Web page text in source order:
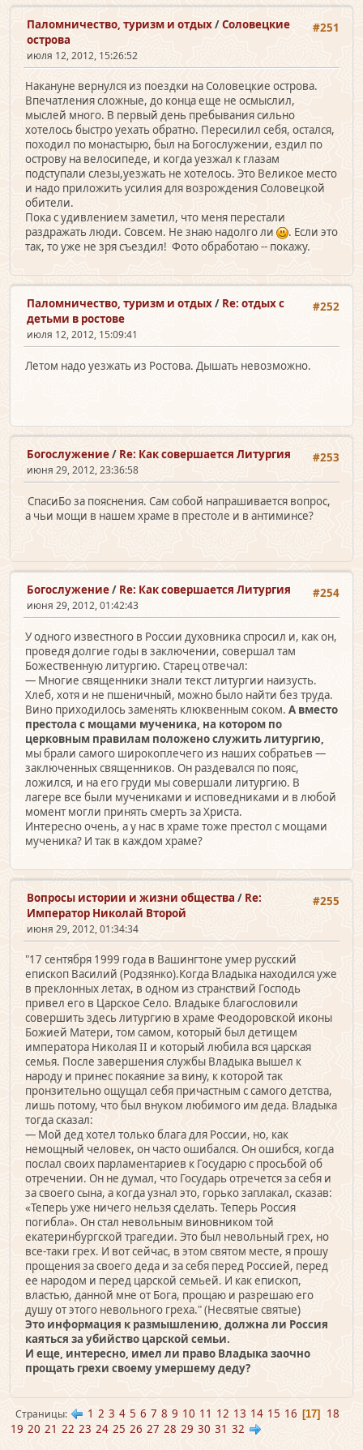
#251
Паломничество, туризм и отдых/Соловецкие
острова
июля 12, 2012, 15:26:52
Накануне вернулся из поездки на Соловецкие острова.
Впечатления сложные, до конца еще не осмыслил,
мыслей много. В первый день пребывания сильно
хотелось быстро уехать обратно. Пересилил себя, остался,
походил по монастырю, был на Богослужении, ездил по
острову на велосипеде, и когда уезжал к глазам
подступали слезы,уезжать не хотелось. Это Великое место
и надо приложить усилия для возрождения Соловецкой
обители.
Пока с удивлением заметил, что меня перестали
раздражать люди. Совсем. Не знаю надолго ли
. Если это
так, то уже не зря съездил! Фото обработаю -- покажу.
#252
Паломничество, туризм и отдых/ Re: отдых с
детьми в ростове
июля 12, 2012, 15:09:41
Летом надо уезжать из Ростова. Дышать невозможно.
#253
Богослужение/ Re: Как совершается Литургия
июня 29, 2012, 23:36:58
СпасиБо за пояснения. Сам собой напрашивается вопрос,
а чьи мощи в нашем храме в престоле и в антиминсе?
#254
Богослужение/ Re: Как совершается Литургия
июня 29, 2012, 01:42:43
У одного известного в России духовника спросил и, как он,
проведя долгие годы в заключении, совершал там
Божественную литургию. Старец отвечал:
— Многие священники знали текст литургии наизусть.
Хлеб, хотя и не пшеничный, можно было найти без труда.
Вино приходилось заменять клюквенным соком. А вместо
престола с мощами мученика, на котором по
церковным правилам положено служить литургию,
мы брали самого широкоплечего из наших собратьев —
заключенных священников. Он раздевался по пояс,
ложился, и на его груди мы совершали литургию. В
лагере все были мучениками и исповедниками и в любой
момент могли принять смерть за Христа.
Интересно очень, а у нас в храме тоже престол с мощами
мученика? И так в каждом храме?
#255
Вопросы истории и жизни общества/ Re:
Император Николай Второй
июня 29, 2012, 01:34:34
"17 сентября 1999 года в Вашингтоне умер русский
епископ Василий (Родзянко).Когда Владыка находился уже
в преклонных летах, в одном из странствий Господь
привел его в Царское Село. Владыке благословили
совершить здесь литургию в храме Феодоровской иконы
Божией Матери, том самом, который был детищем
императора Николая II и который любила вся царская
семья. После завершения службы Владыка вышел к
народу и принес покаяние за вину, к которой так
пронзительно ощущал себя причастным с самого детства,
лишь потому, что был внуком любимого им деда. Владыка
тогда сказал:
— Мой дед хотел только блага для России, но, как
немощный человек, он часто ошибался. Он ошибся, когда
послал своих парламентариев к Государю с просьбой об
отречении. Он не думал, что Государь отречется за себя и
за своего сына, а когда узнал это, горько заплакал, сказав:
«Теперь уже ничего нельзя сделать. Теперь Россия
погибла». Он стал невольным виновником той
екатеринбургской трагедии. Это был невольный грех, но
все-таки грех. И вот сейчас, в этом святом месте, я прошу
прощения за своего деда и за себя перед Россией, перед
ее народом и перед царской семьей. И как епископ,
властью, данной мне от Бога, прощаю и разрешаю его
душу от этого невольного греха." (Несвятые святые)
Это информация к размышлению, должна ли Россия
каяться за убийство царской семьи.
И еще, интересно, имел ли право Владыка заочно
прощать грехи своему умершему деду?
Страницы 1 2 3 4 5 6 7 8 9 10 11 12 13 14 15 16 17
18
19 20 21 22 23 24 25 26 27 28 29 30 31 32